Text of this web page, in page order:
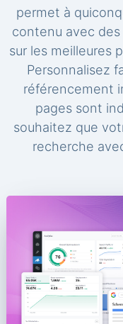
permet à
contenu avec
sur les meilleures
Personnalisez
référencement
pages sont
souhaitez que
recherche